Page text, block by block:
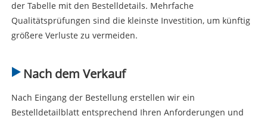
der Tabelle mit den Bestelldetails. Mehrfache
Qualitätsprüfungen sind die kleinste Investition, um künftig
größere Verluste zu vermeiden.
Nach dem Verkauf
Nach Eingang der Bestellung erstellen wir ein
Bestelldetailblatt entsprechend Ihren Anforderungen und